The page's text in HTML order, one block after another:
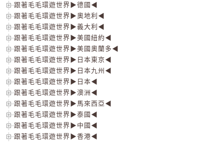
跟著毛毛環遊世界▶德國◀
跟著毛毛環遊世界▶奧地利◀
跟著毛毛環遊世界▶義大利◀
跟著毛毛環遊世界▶美國紐約◀
跟著毛毛環遊世界▶美國奧蘭多◀
跟著毛毛環遊世界▶日本東京◀
跟著毛毛環遊世界▶日本九州◀
跟著毛毛環遊世界▶日本◀
跟著毛毛環遊世界▶澳洲◀
跟著毛毛環遊世界▶馬來西亞◀
跟著毛毛環遊世界▶泰國◀
跟著毛毛環遊世界▶中國◀
跟著毛毛環遊世界▶香港◀